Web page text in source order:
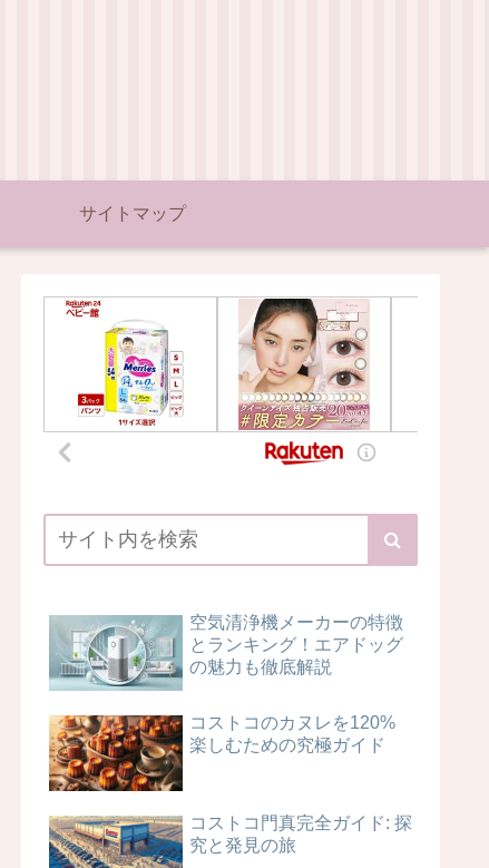
サイトマップ
空気清浄機メーカーの特徴
とランキング！エアドッグ
の魅力も徹底解説
コストコのカヌレを120%
楽しむための究極ガイド
コストコ門真完全ガイド: 探
究と発見の旅